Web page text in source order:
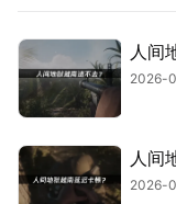
人间
2026-
人间
2026-